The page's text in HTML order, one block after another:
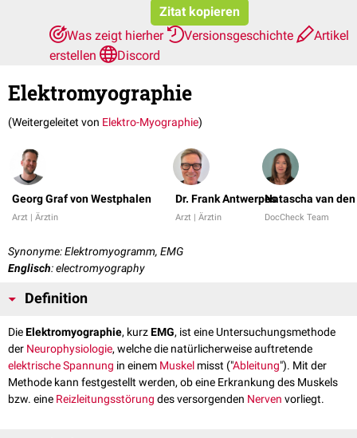
Zitat kopieren
Was zeigt hierher
Versionsgeschichte
Artikel
erstellen
Discord
Elektromyographie
(Weitergeleitet von Elektro-Myographie)
Georg Graf von Westphalen
Arzt | Ärztin
Dr. Frank Antwerpes
Arzt | Ärztin
Natascha van
DocCheck Team
Synonyme: Elektromyogramm, EMG
Englisch: electromyography
Definition
DieElektromyographie, kurzEMG, ist eine Untersuchungsmethode
der Neurophysiologie, welche die natürlicherweise auftretende
elektrische Spannung in einem Muskel misst ("Ableitung"). Mit der
Methode kann festgestellt werden, ob eine Erkrankung des Muskels
bzw. eine Reizleitungsstörung des versorgenden Nerven vorliegt.